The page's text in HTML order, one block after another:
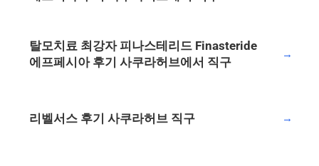
탈모치료 최강자 피나스테리드 Finasteride
에프페시아 후기 사쿠라허브에서 직구
→
리벨서스 후기 사쿠라허브 직구 →